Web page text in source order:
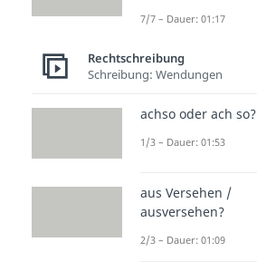
7/7 – Dauer: 01:17
Rechtschreibung
Schreibung: Wendungen
achso oder ach so?
1/3 – Dauer: 01:53
aus Versehen /
ausversehen?
2/3 – Dauer: 01:09